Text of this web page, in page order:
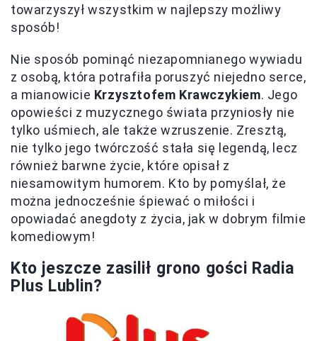
towarzyszył wszystkim w najlepszy możliwy
sposób!
Nie sposób pominąć niezapomnianego wywiadu
z osobą, która potrafiła poruszyć niejedno serce,
a mianowicie Krzysztofem Krawczykiem. Jego
opowieści z muzycznego świata przyniosły nie
tylko uśmiech, ale także wzruszenie. Zresztą,
nie tylko jego twórczość stała się legendą, lecz
również barwne życie, które opisał z
niesamowitym humorem. Kto by pomyślał, że
można jednocześnie śpiewać o miłości i
opowiadać anegdoty z życia, jak w dobrym filmie
komediowym!
Kto jeszcze zasilił grono gości Radia
Plus Lublin?